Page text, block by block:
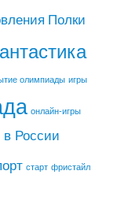
Полки
олимпиады игры
онлайн-игры
в России
старт фристайл